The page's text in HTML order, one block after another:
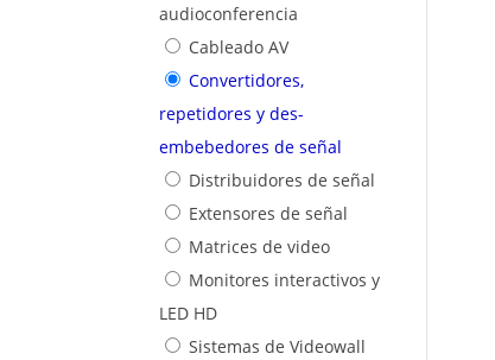
audioconferencia
Cableado AV
Convertidores,
repetidores y des-
embebedores de señal
Distribuidores de señal
Extensores de señal
Matrices de video
Monitores interactivos y
LED HD
Sistemas de Videowall